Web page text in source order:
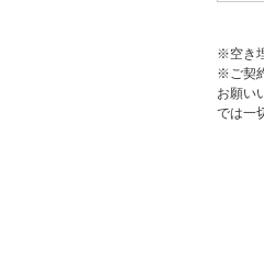
※空き
※ご契
お願い
では一